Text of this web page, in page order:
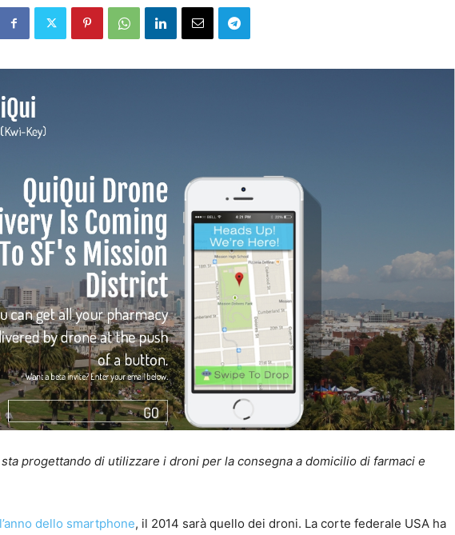
progettando di utilizzare i droni per la consegna a domicilio di farmaci e
dello smartphone, il 2014 sarà quello dei droni. La corte federale USA ha